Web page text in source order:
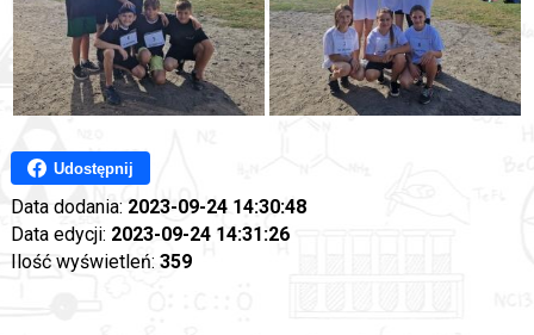
Udostępnij
Data dodania: 2023-09-24 14:30:48
Data edycji: 2023-09-24 14:31:26
Ilość wyświetleń: 359